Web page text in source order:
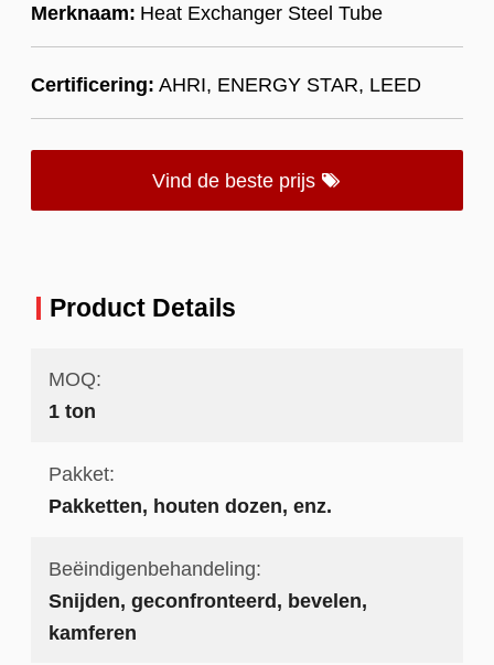
Merknaam: Heat Exchanger Steel Tube
Certificering: AHRI, ENERGY STAR, LEED
Vind de beste prijs
Product Details
MOQ:
1 ton
Pakket:
Pakketten, houten dozen, enz.
Beëindigenbehandeling:
Snijden, geconfronteerd, bevelen,
kamferen